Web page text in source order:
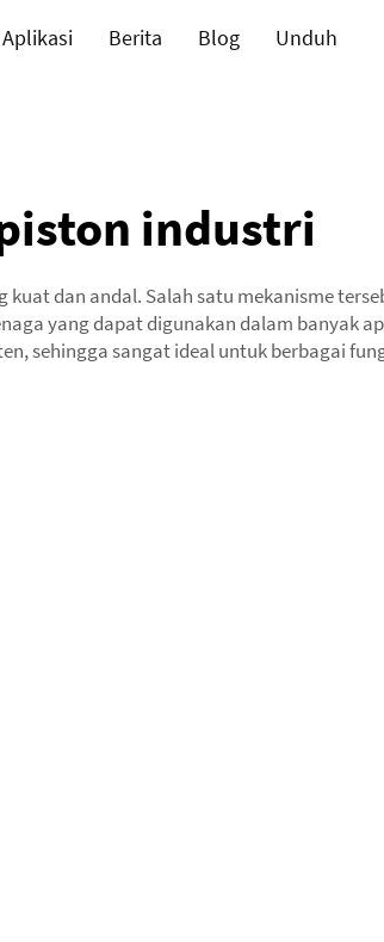
Aplikasi Berita Blog
Unduh
industri
dan andal. Salah satu mekanisme
yang dapat digunakan dalam banyak
sehingga sangat ideal untuk berbagai